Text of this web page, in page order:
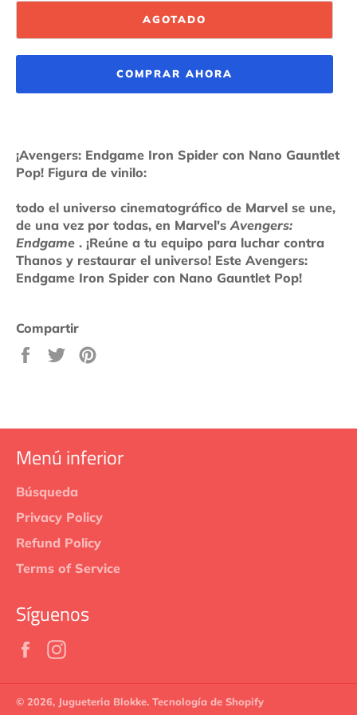
AGOTADO
COMPRAR AHORA
¡Avengers: Endgame Iron Spider con Nano Gauntlet
Pop! Figura de vinilo:
todo el universo cinematográfico de Marvel se une,
de una vez por todas, en Marvel's Avengers:
Endgame . ¡Reúne a tu equipo para luchar contra
Thanos y restaurar el universo! Este Avengers:
Endgame Iron Spider con Nano Gauntlet Pop!
Compartir
Compartir
Tuitear
Menú inferior
Búsqueda
Privacy Policy
Refund Policy
Terms of Service
Síguenos
Facebook
© 2026, Jugueteria Blokke. Tecnología de Shopify